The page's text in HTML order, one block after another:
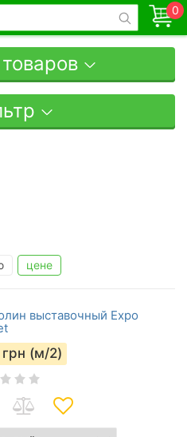
0
цене
выставочный Expo
грн (м/2)